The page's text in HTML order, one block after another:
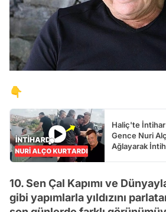
👇
Haliç'te
Gence Nuri
Ağlayarak
10. Sen Çal Kapımı ve
gibi yapımlarla yıldızını